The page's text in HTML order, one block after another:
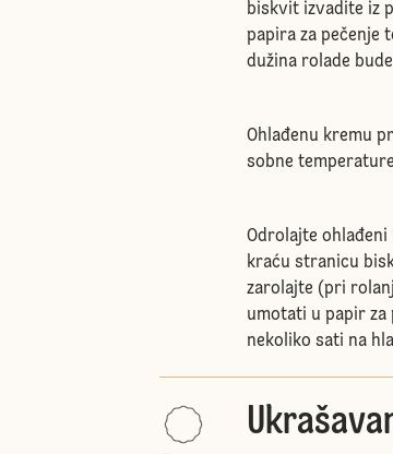
biskvit izvadite iz
papira za pečenje
dužina rolade
Ohlađenu kremu
sobne
Odrolajte ohlađeni
kraću stranicu
zarolajte (pri
umotati u papir
nekoliko sati na